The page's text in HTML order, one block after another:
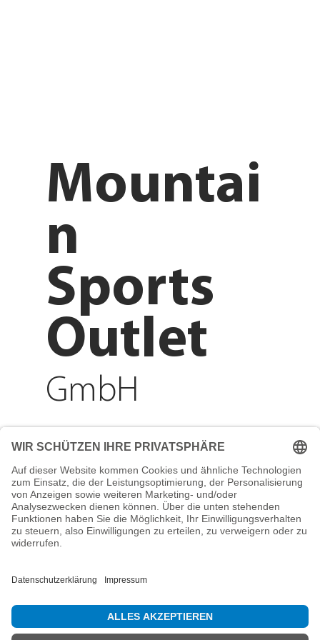
Adresse
Reichenberger Str. 1
84130 Dingolfing
Telefon
info@mountain-sports-
Mountai
n
Sports
Outlet
GmbH